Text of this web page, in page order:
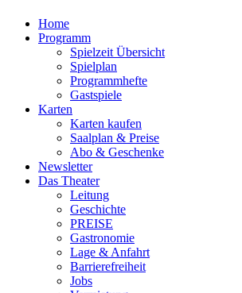
Home
Programm
Spielzeit Übersicht
Spielplan
Programmhefte
Gastspiele
Karten
Karten kaufen
Saalplan & Preise
Abo & Geschenke
Newsletter
Das Theater
Leitung
Geschichte
PREISE
Gastronomie
Lage & Anfahrt
Barrierefreiheit
Jobs